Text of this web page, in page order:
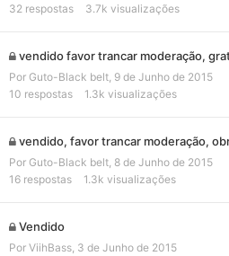
32 respostas 3.7k visualizações
vendido favor trancar moderação,
Por Guto-Black belt, 9 de Junho de 2015
10 respostas 1.3k visualizações
vendido, favor trancar moderação,
Por Guto-Black belt, 8 de Junho de 2015
16 respostas 1.3k visualizações
Vendido
Por ViihBass, 3 de Junho de 2015